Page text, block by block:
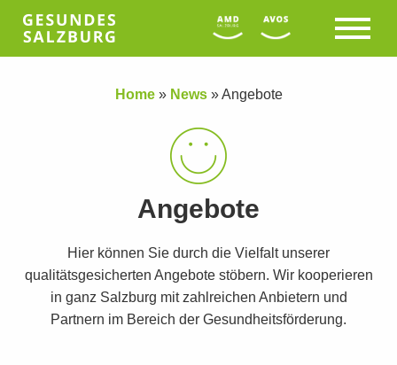
Home» News»Angebote
Angebote
Hier können Sie durch die Vielfalt unserer
qualitätsgesicherten Angebote stöbern. Wir kooperieren
in ganz Salzburg mit zahlreichen Anbietern und
Partnern im Bereich der Gesundheitsförderung.